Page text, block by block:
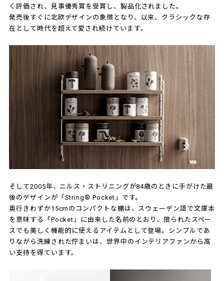
く評価され、見事優秀賞を受賞し、製品化されました。
発売後すぐに北欧デザインの象徴となり、以来、クラシックな存
在として時代を超えて愛され続けています。
そして2005年、ニルス・ストリニングが84歳のときに手がけた最
後のデザインが「String® Pocket」です。
奥行きわずか15cmのコンパクトな棚は、スウェーデン語で文庫本
を意味する「Pocket」に由来した名前のとおり、限られたスペー
スでも美しく機能的に使えるアイテムとして登場。シンプルであ
りながら洗練された佇まいは、世界中のインテリアファンから高
い支持を得ています。